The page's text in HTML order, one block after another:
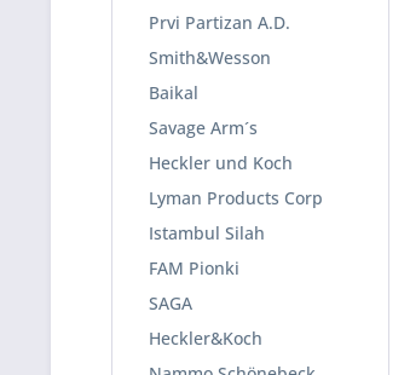
Prvi Partizan A.D.
Smith&Wesson
Baikal
Savage Arm´s
Heckler und Koch
Lyman Products Corp
Istambul Silah
FAM Pionki
SAGA
Heckler&Koch